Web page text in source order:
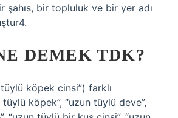
şahıs, bir topluluk ve bir yer adı
DEMEK TDK?
köpek cinsi”) farklı
köpek”, “uzun tüylü deve”,